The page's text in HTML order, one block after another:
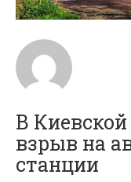
В
взрыв на
станции